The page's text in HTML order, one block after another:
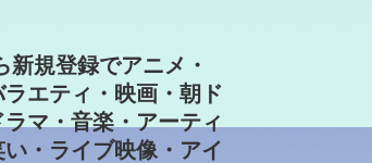
新規登録でアニメ・
ラエティ・映画・朝ド
マ・音楽・アーティ
・ライブ映像・アイ